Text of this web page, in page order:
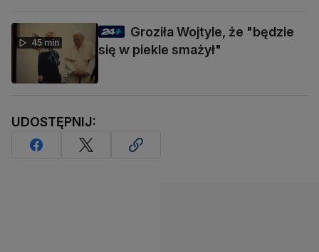
45 min
Groziła Wojtyle, że "będzie
się w piekle smażył"
UDOSTĘPNIJ: